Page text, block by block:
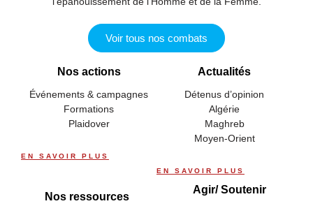
Voir tous nos combats
Nos actions
Événements & campagnes
Formations
Plaidover
EN SAVOIR PLUS
Actualités
Détenus d’opinion
Algérie
Maghreb
Moyen-Orient
EN SAVOIR PLUS
Nos ressources
Agir/ Soutenir